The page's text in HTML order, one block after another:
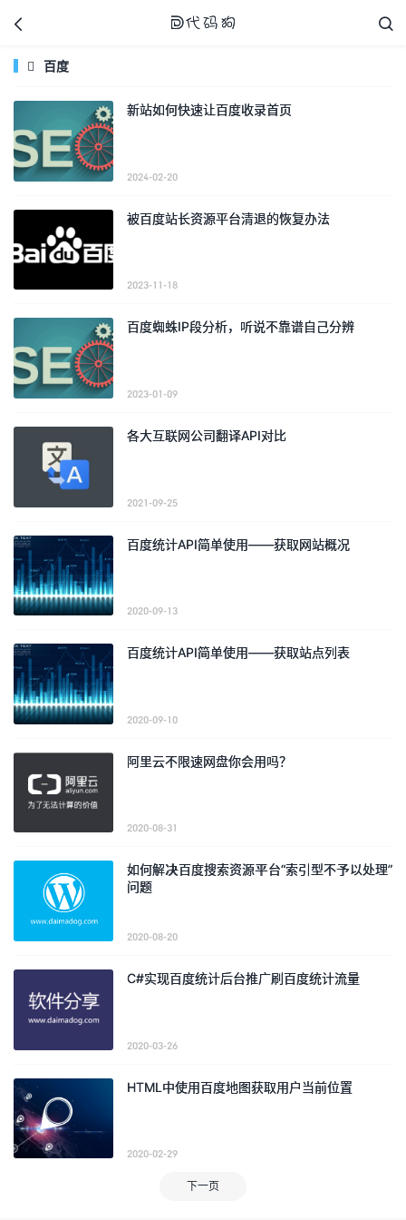

 
 百度
新站如何快速让百度收录首页
2024-02-20
被百度站长资源平台清退的恢复办法
2023-11-18
百度蜘蛛IP段分析，听说不靠谱自己分辨
2023-01-09
各大互联网公司翻译API对比
2021-09-25
百度统计API简单使用——获取网站概况
2020-09-13
百度统计API简单使用——获取站点列表
2020-09-10
阿里云不限速网盘你会用吗？
2020-08-31
如何解决百度搜索资源平台“索引型不予以处理”
问题
2020-08-20
C#实现百度统计后台推广刷百度统计流量
2020-03-26
HTML中使用百度地图获取用户当前位置
2020-02-29
下一页